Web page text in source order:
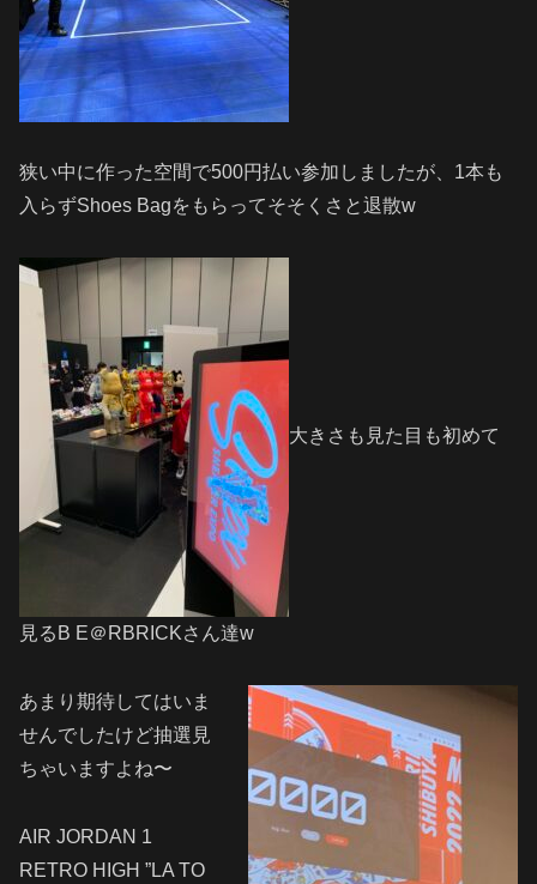
狭い中に作った空間で500円払い参加しましたが、1本も
入らずShoes Bagをもらってそそくさと退散w
大きさも見た目も初めて
見るB E＠RBRICKさん達w
あまり期待してはいま
せんでしたけど抽選見
ちゃいますよね〜
AIR JORDAN 1
RETRO HIGH ”LA TO